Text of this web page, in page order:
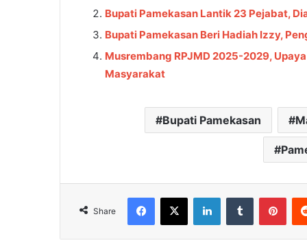
Bupati Pamekasan Lantik 23 Pejabat,
Bupati Pamekasan Beri Hadiah Izzy,
Musrembang RPJMD 2025-2029,
Masyarakat
Bupati Pamekasan
Share